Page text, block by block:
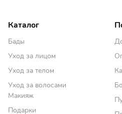
Каталог
Бады
Уход за лицом
Уход за телом
Уход за волосами
Макияж
Подарки